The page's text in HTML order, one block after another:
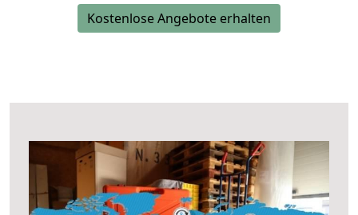
Kostenlose Angebote erhalten